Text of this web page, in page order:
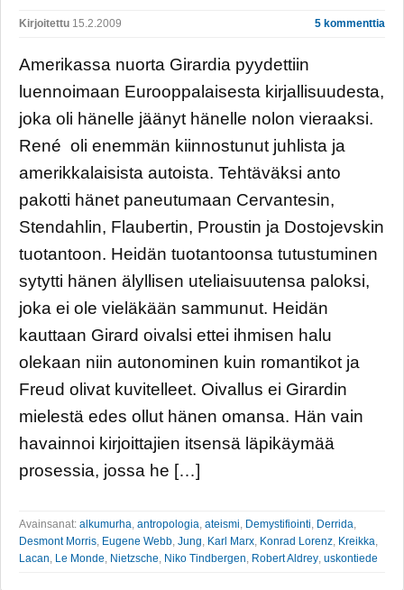
Kirjoitettu 15.2.2009 5 kommenttia
Amerikassa nuorta Girardia pyydettiin
luennoimaan Eurooppalaisesta kirjallisuudesta,
joka oli hänelle jäänyt hänelle nolon vieraaksi.
René oli enemmän kiinnostunut juhlista ja
amerikkalaisista autoista. Tehtäväksi anto
pakotti hänet paneutumaan Cervantesin,
Stendahlin, Flaubertin, Proustin ja Dostojevskin
tuotantoon. Heidän tuotantoonsa tutustuminen
sytytti hänen älyllisen uteliaisuutensa paloksi,
joka ei ole vieläkään sammunut. Heidän
kauttaan Girard oivalsi ettei ihmisen halu
olekaan niin autonominen kuin romantikot ja
Freud olivat kuvitelleet. Oivallus ei Girardin
mielestä edes ollut hänen omansa. Hän vain
havainnoi kirjoittajien itsensä läpikäymää
prosessia, jossa he […]
Avainsanat: alkumurha antropologia ateismi Demystifiointi Derrida
Desmont Morris Eugene Webb Jung Karl Marx Konrad Lorenz Kreikka
Lacan Le Monde Nietzsche Niko Tindbergen Robert Aldrey uskontiede